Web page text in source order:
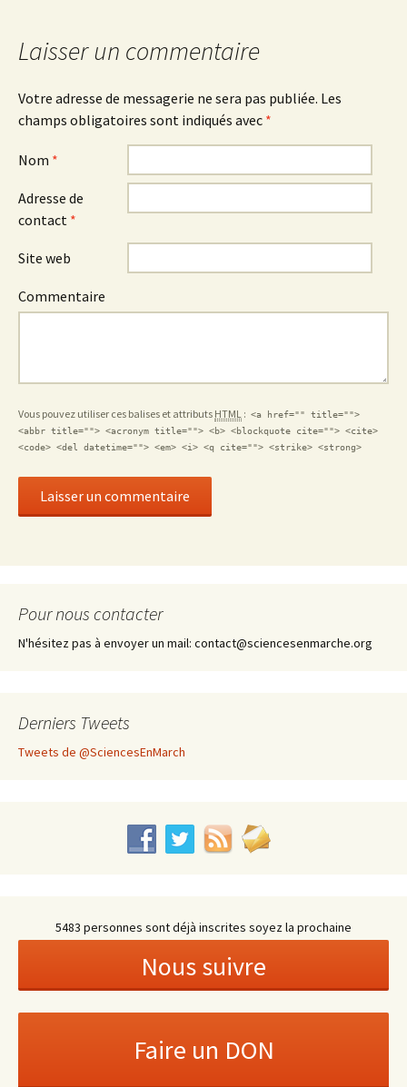
Laisser un commentaire
Votre adresse de messagerie ne sera pas publiée. Les
champs obligatoires sont indiqués avec *
Nom *
Adresse de
contact *
Site web
Commentaire
Vous pouvez utiliser ces balises et attributs HTML : <a href="" title="">
<abbr title=""> <acronym title=""> <b> <blockquote cite=""> <cite>
<code> <del datetime=""> <em> <i> <q cite=""> <strike> <strong>
Pour nous contacter
N'hésitez pas à envoyer un mail: contact@sciencesenmarche.org
Derniers Tweets
Tweets de @SciencesEnMarch
5483 personnes sont déjà inscrites soyez la prochaine